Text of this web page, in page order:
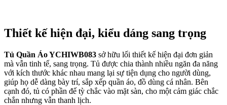
Thiết kế hiện đại, kiểu dáng sang trọng
Tủ Quần Áo YCHIWB083 sở hữu lối thiết kế hiện đại đơn giản
mà vẫn tinh tế, sang trọng. Tủ được chia thành nhiều ngăn đa năng
với kích thước khác nhau mang lại sự tiện dụng cho người dùng,
giúp họ dễ dàng bày trí, sắp xếp quần áo, đồ dùng cá nhân. Bên
cạnh đó, tủ có phần đế tỳ chắc vào mặt sàn, cho một cảm giác chắc
chắn nhưng vẫn thanh lịch.